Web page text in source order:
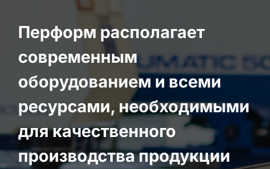
Перформ располагает
современным
оборудованием и всеми
ресурсами, необходимыми
для качественного
производства продукции